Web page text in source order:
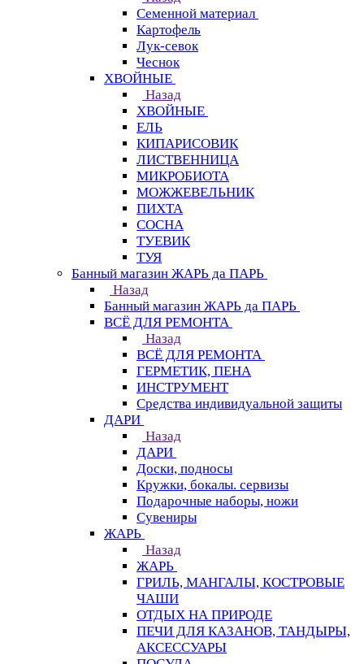
Семенной материал
Картофель
Лук-севок
Чеснок
ХВОЙНЫЕ
Назад
ХВОЙНЫЕ
ЕЛЬ
КИПАРИСОВИК
ЛИСТВЕННИЦА
МИКРОБИОТА
МОЖЖЕВЕЛЬНИК
ПИХТА
СОСНА
ТУЕВИК
ТУЯ
Банный магазин ЖАРЬ да ПАРЬ
Назад
Банный магазин ЖАРЬ да ПАРЬ
ВСЁ ДЛЯ РЕМОНТА
Назад
ВСЁ ДЛЯ РЕМОНТА
ГЕРМЕТИК, ПЕНА
ИНСТРУМЕНТ
Средства индивидуальной защиты
ДАРИ
Назад
ДАРИ
Доски, подносы
Кружки, бокалы. сервизы
Подарочные наборы, ножи
Сувениры
ЖАРЬ
Назад
ЖАРЬ
ГРИЛЬ, МАНГАЛЫ, КОСТРОВЫЕ
ЧАШИ
ОТДЫХ НА ПРИРОДЕ
ПЕЧИ ДЛЯ КАЗАНОВ, ТАНДЫРЫ,
АКСЕССУАРЫ